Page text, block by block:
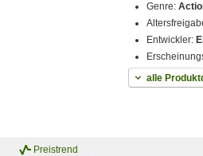
Genre:
Entwickler:
alle
Preistrend